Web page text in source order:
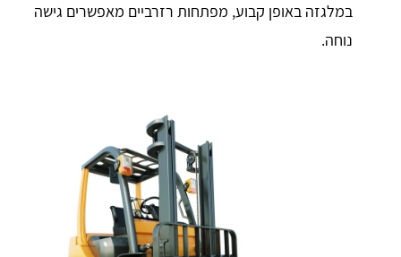
במלגזה באופן קבוע, מפתחות רזרביים מאפשרים גישה
נוחה.